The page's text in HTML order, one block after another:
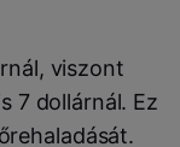
viszont
7 dollárnál. Ez